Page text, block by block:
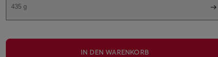
435 g
IN DEN WARENKORB